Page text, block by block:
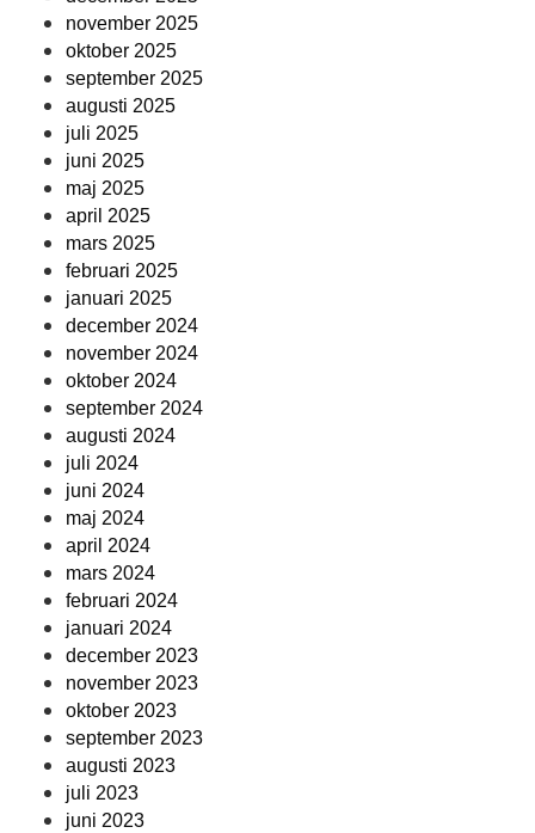
november 2025
oktober 2025
september 2025
augusti 2025
juli 2025
juni 2025
maj 2025
april 2025
mars 2025
februari 2025
januari 2025
december 2024
november 2024
oktober 2024
september 2024
augusti 2024
juli 2024
juni 2024
maj 2024
april 2024
mars 2024
februari 2024
januari 2024
december 2023
november 2023
oktober 2023
september 2023
augusti 2023
juli 2023
juni 2023